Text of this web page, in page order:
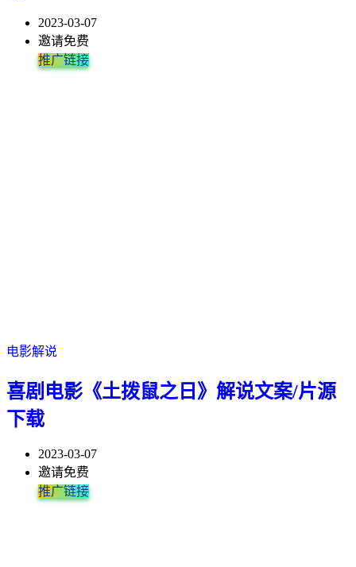
2023-03-07
邀请免费
推广链接
电影解说
喜剧电影《土拨鼠之日》解说文案/片源
下载
2023-03-07
邀请免费
推广链接